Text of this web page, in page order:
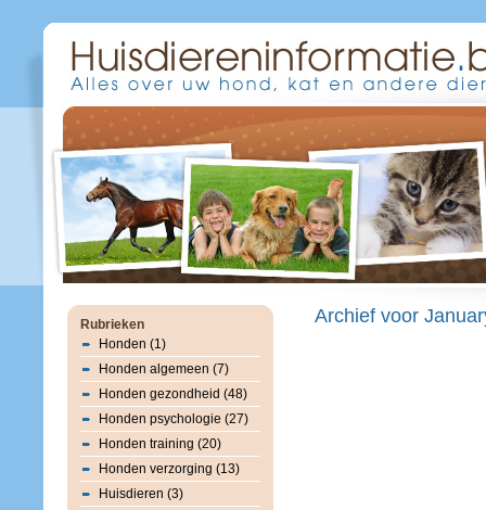
Rubrieken
Honden (1)
Honden algemeen (7)
Honden gezondheid (48)
Honden psychologie (27)
Honden training (20)
Honden verzorging (13)
Huisdieren (3)
Archief voor